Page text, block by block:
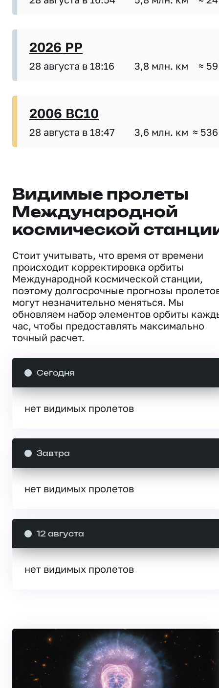
2026 PP
28 августа в 18:16 3,8 млн. км ≈
2006 BC10
28 августа в 18:47 3,6 млн. км ≈
Видимые пролеты
Международной
космической
Стоит учитывать, что время от времени
происходит корректировка орбиты
Международной космической станции,
поэтому долгосрочные прогнозы
могут незначительно меняться. Мы
обновляем набор элементов орбиты
час, чтобы предоставлять максимально
точный расчет.
Сегодня
нет видимых пролетов
Завтра
нет видимых пролетов
12 августа
нет видимых пролетов